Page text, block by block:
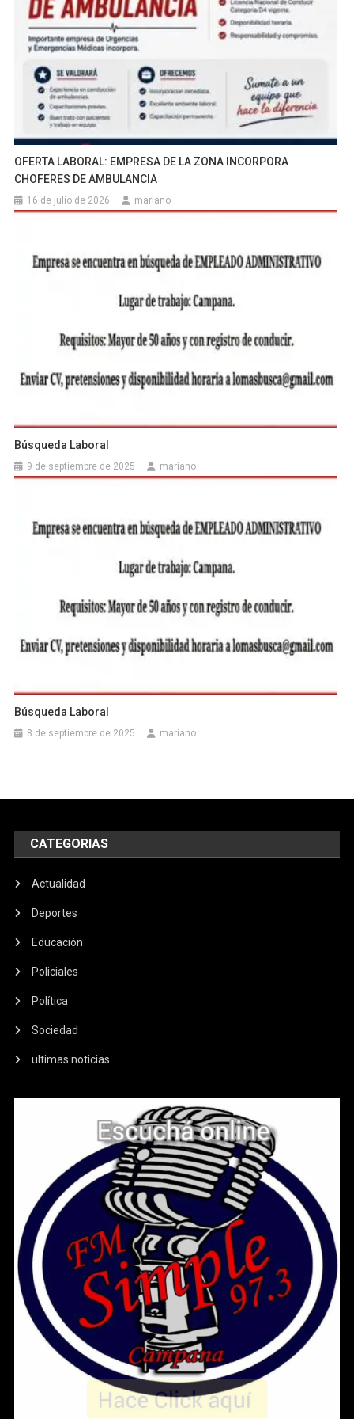
OFERTA LABORAL: EMPRESA DE LA ZONA INCORPORA
CHOFERES DE AMBULANCIA
16 de julio de 2026 mariano
Búsqueda Laboral
9 de septiembre de 2025 mariano
Búsqueda Laboral
8 de septiembre de 2025 mariano
CATEGORIAS
Actualidad
Deportes
Educación
Policiales
Política
Sociedad
ultimas noticias